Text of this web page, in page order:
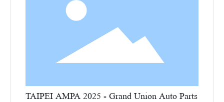
TAIPEI AMPA 2025 - Grand Union Auto Parts